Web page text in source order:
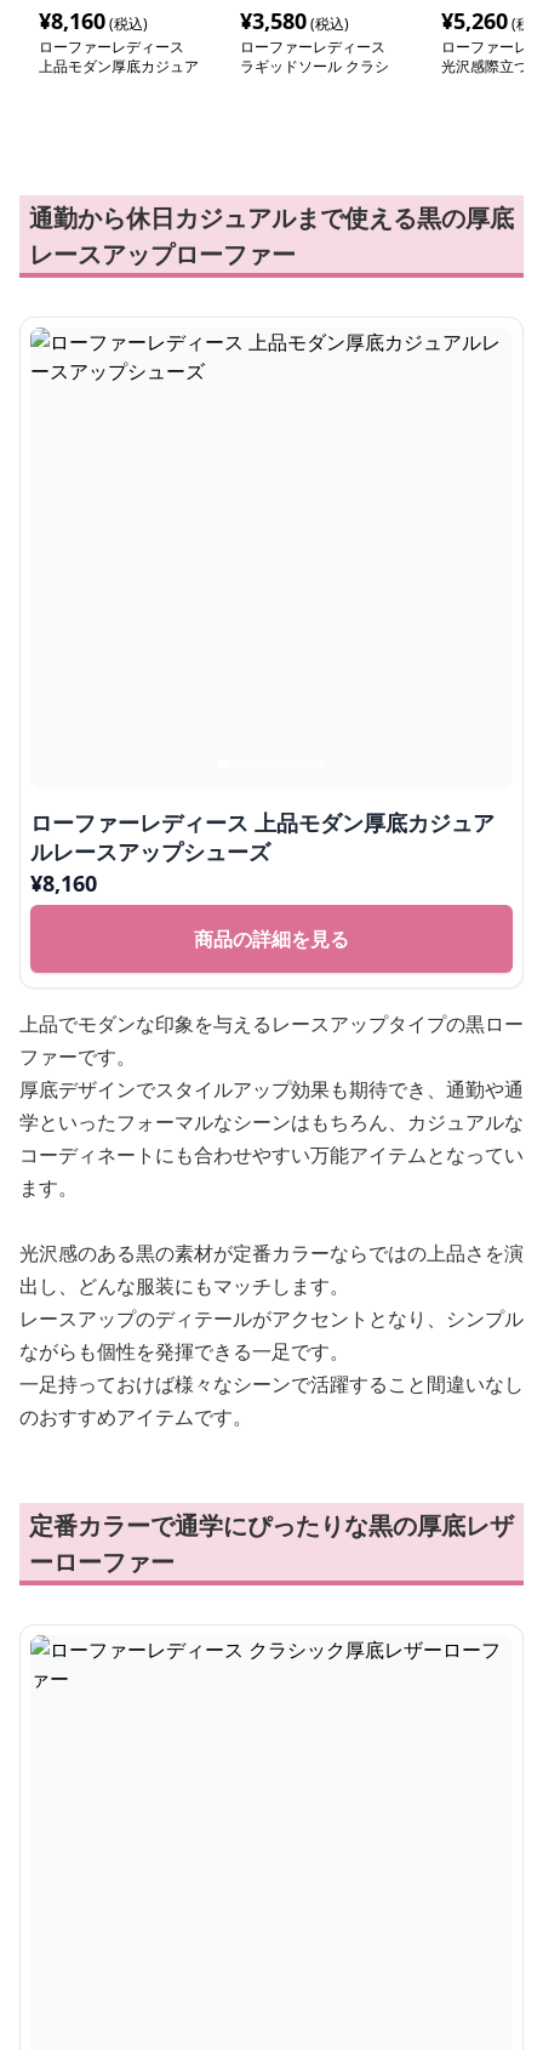
¥8,160(税込)
ローファーレディース
上品モダン厚底カジュア
¥3,580(税込)
ローファーレディース
ラギッドソール クラシ
¥5,260(税
ローファーレ
光沢感際立つ
通勤から休日カジュアルまで使える黒の厚底
レースアップローファー
ローファーレディース 上品モダン厚底カジュア
ルレースアップシューズ
¥8,160
商品の詳細を見る
上品でモダンな印象を与えるレースアップタイプの黒ロー
ファーです。
厚底デザインでスタイルアップ効果も期待でき、通勤や通
学といったフォーマルなシーンはもちろん、カジュアルな
コーディネートにも合わせやすい万能アイテムとなってい
ます。
光沢感のある黒の素材が定番カラーならではの上品さを演
出し、どんな服装にもマッチします。
レースアップのディテールがアクセントとなり、シンプル
ながらも個性を発揮できる一足です。
一足持っておけば様々なシーンで活躍すること間違いなし
のおすすめアイテムです。
定番カラーで通学にぴったりな黒の厚底レザ
ーローファー